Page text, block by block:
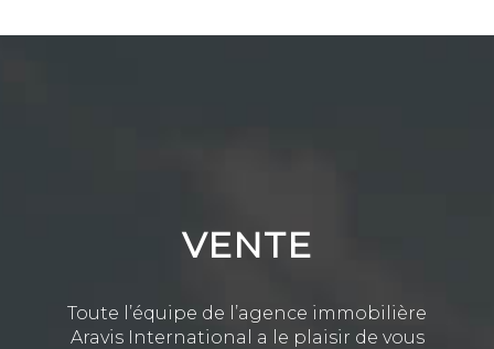
VENTE
Toute l’équipe de l’agence immobilière
Aravis International a le plaisir de vous